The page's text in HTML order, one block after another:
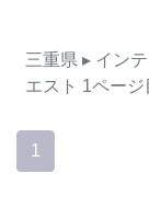
三重県 ▸ イン
エスト 1ページ
1